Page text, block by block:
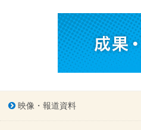
映像・報道資料